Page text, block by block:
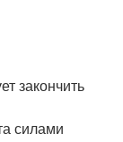
закончить
силами